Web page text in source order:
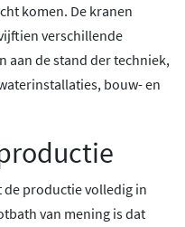
komen. De kranen
verschillende
aan de stand der techniek,
bouw- en
productie volledig in
van mening is dat